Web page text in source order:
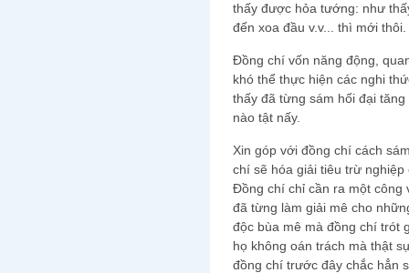
thấy được hỏa tướng: như
đến xoa đầu v.v... thì mới
Đồng chí vốn năng động,
khó thể thực hiện các nghi
thấy đã từng sám hối đại
nào tật nấy.
Xin góp với đồng chí cách
chí sẽ hóa giải tiêu trừ
Đồng chí chỉ cần ra một công
đã từng làm giải mê cho
độc bùa mê mà đồng chí trót
họ không oán trách mà thật
đồng chí trước đây chắc hẳn